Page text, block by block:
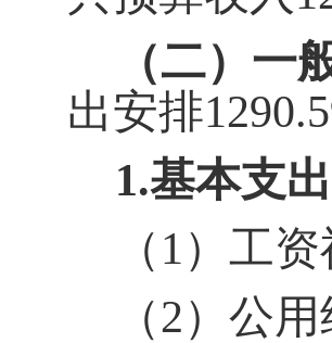
（二）一
出安排
1.基本支出
（1）工
（2）公